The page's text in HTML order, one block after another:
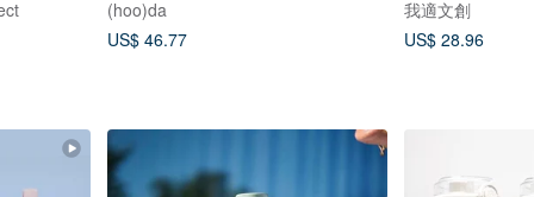
(hoo)da
US$ 46.77
我適文創
US$ 28.96